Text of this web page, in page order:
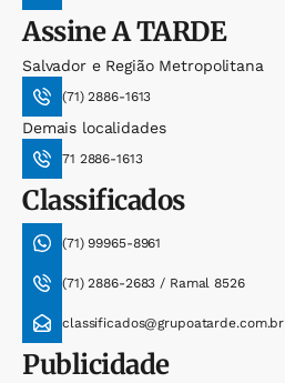
AssineA TARDE
Salvador e Região Metropolitana
(71) 2886-1613
Demais localidades
71 2886-1613
Classificados
(71) 99965-8961
(71) 2886-2683 / Ramal 8526
classificados@grupoatarde.com.br
Publicidade